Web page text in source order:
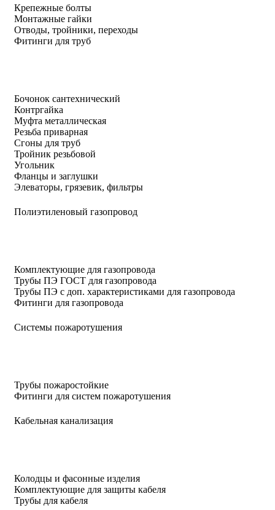
Крепежные болты
Монтажные гайки
Отводы, тройники, переходы
Фитинги для труб
Бочонок сантехнический
Контргайка
Муфта металлическая
Резьба приварная
Сгоны для труб
Тройник резьбовой
Угольник
Фланцы и заглушки
Элеваторы, грязевик, фильтры
Полиэтиленовый газопровод
Комплектующие для газопровода
Трубы ПЭ ГОСТ для газопровода
Трубы ПЭ с доп. характеристиками для газопровода
Фитинги для газопровода
Системы пожаротушения
Трубы пожаростойкие
Фитинги для систем пожаротушения
Кабельная канализация
Колодцы и фасонные изделия
Комплектующие для защиты кабеля
Трубы для кабеля